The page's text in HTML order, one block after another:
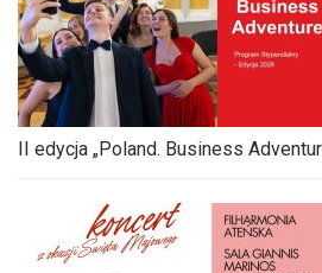
II edycja „Poland. Business